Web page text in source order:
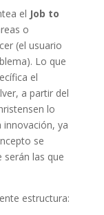
el Job to
o
(el usuario
Lo que
el
a partir del
lo
ya
se
serán las que
estructura: